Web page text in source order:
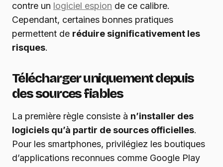
contre un logiciel espion de ce calibre.
Cependant, certaines bonnes pratiques
permettent de réduire significativement les
risques.
Télécharger uniquement depuis
des sources fiables
La première règle consiste à n’installer des
logiciels qu’à partir de sources officielles.
Pour les smartphones, privilégiez les boutiques
d’applications reconnues comme Google Play